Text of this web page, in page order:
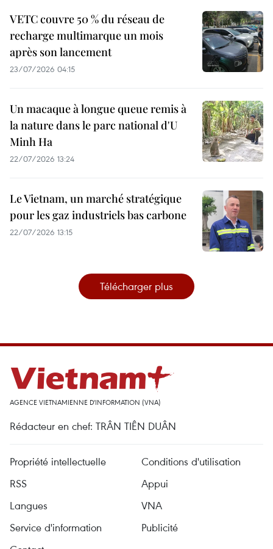
VETC couvre 50 % du réseau de
recharge multimarque un mois
après son lancement
23/07/2026 04:15
Un macaque à longue queue remis à
la nature dans le parc national d'U
Minh Ha
22/07/2026 13:24
Le Vietnam, un marché stratégique
pour les gaz industriels bas carbone
22/07/2026 13:15
Télécharger plus
AGENCE VIETNAMIENNE D'INFORMATION (VNA)
Rédacteur en chef: TRÂN TIÊN DUÂN
Propriété intellectuelle
Conditions d'utilisation
RSS
Appui
Langues
VNA
Service d'information
Publicité